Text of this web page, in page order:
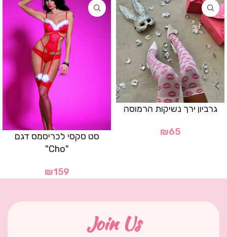
גרביון ירך נשיקות הרמוסה
₪65
סט סקסי לכריסמס דגם
"Cho"
₪159
Join Us